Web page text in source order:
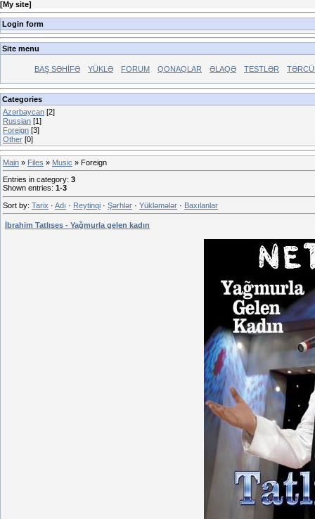
[My site]
Login form
Site menu
BAŞ SƏHİFƏ YÜKLƏ FORUM QONAQLAR ƏLAQƏ TESTLƏR
Categories
Azərbaycan [2]
Russian [1]
Foreign [3]
Other [0]
Main » Files » Music » Foreign
Entries in category: 3
Shown entries: 1-3
Sort by: Tarix · Adı · Reytinqi · Şərhlər · Yükləmələr · Baxılanlar
İbrahim Tatlıses - Yağmurla gelen kadın